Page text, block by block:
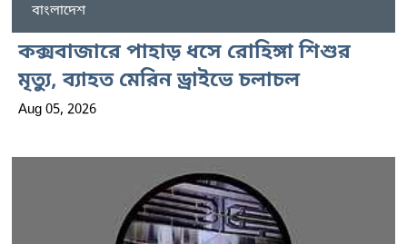
বাংলাদেশ
কক্সবাজারে পাহাড় ধসে রোহিঙ্গা শিশুর
মৃত্যু, ব্যাহত মেরিন ড্রাইভে চলাচল
Aug 05, 2026